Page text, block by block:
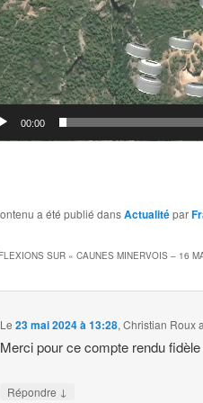
00:00
a été publié dansActualitépar
SUR « CAUNES MINERVOIS – 16
Le23 mai 2024 à 13:28,Christian Roux
Merci pour ce compte rendu
Répondre ↓